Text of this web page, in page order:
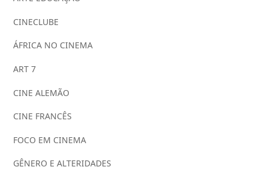
CINECLUBE
ÁFRICA NO CINEMA
ART 7
CINE ALEMÃO
CINE FRANCÊS
FOCO EM CINEMA
GÊNERO E ALTERIDADES